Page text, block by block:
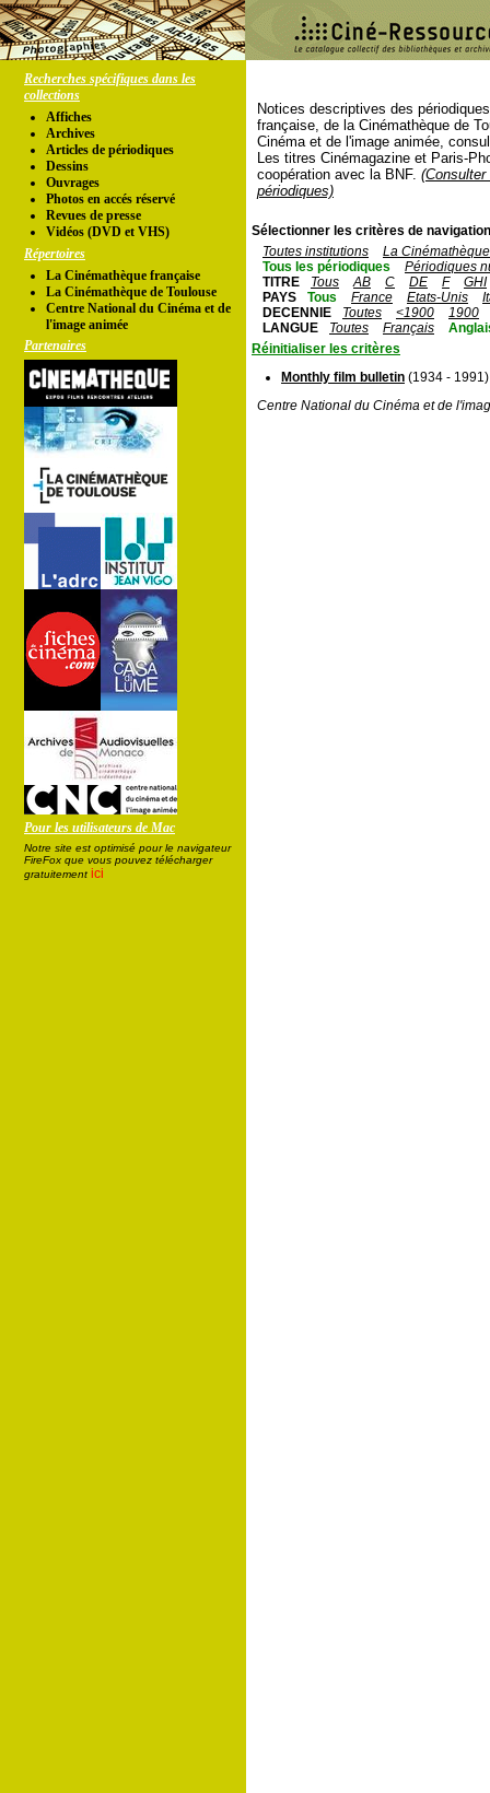
Recherches spécifiques dans les
collections
Affiches
Archives
Articles de périodiques
Dessins
Ouvrages
Photos en accés réservé
Revues de presse
Vidéos (DVD et VHS)
Répertoires
La Cinémathèque française
La Cinémathèque de Toulouse
Centre National du Cinéma et de
l'image animée
Partenaires
Pour les utilisateurs de Mac
Notre site est optimisé pour le navigateur
FireFox que vous pouvez télécharger
gratuitement ici
Notices descriptives des
française, de la Cinémathèque de
Cinéma et de l'image animée,
Les titres Cinémagazine et Paris-
coopération avec la BNF.
périodiques)
Sélectionner les critères de
Toutes institutions
La
Tous les périodiques
Périodiques
TITRE
Tous AB C DE F
GHI
PAYS
Tous France Etats-Unis
DECENNIE
Toutes <1900
1900
LANGUE
Toutes Français
Réinitialiser les critères
Monthly film bulletin (1934 - 1991)
Centre National du Cinéma et de